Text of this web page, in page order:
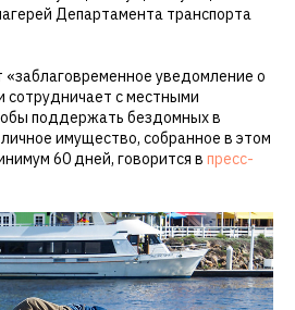
Департамента транспорта
уведомление о
сотрудничает с местными
поддержать бездомных в
имущество, собранное в этом
60 дней, говорится в пресс-